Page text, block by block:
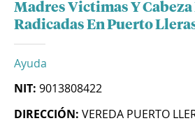
Madres Victimas Y
Radicadas En Puerto
Ayuda
NIT: 9013808422
DIRECCIÓN: VEREDA PUERTO